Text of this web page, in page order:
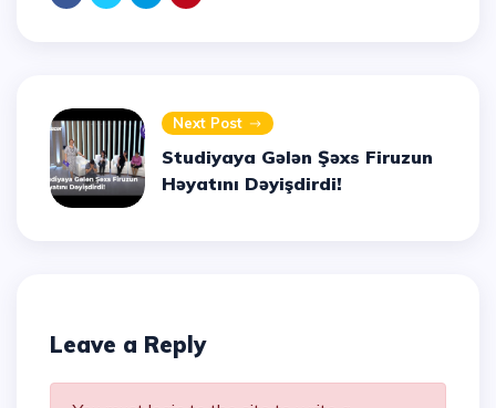
Next Post
Studiyaya Gələn Şəxs Firuzun
Həyatını Dəyişdirdi!
Leave a Reply